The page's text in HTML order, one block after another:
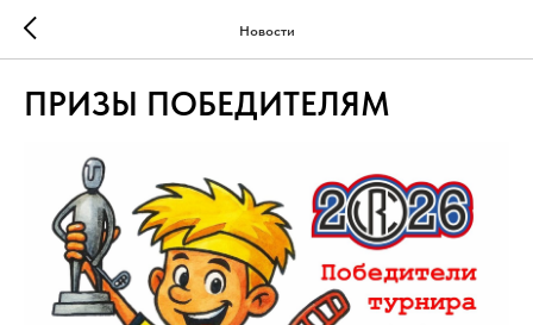
Новости
ПРИЗЫ ПОБЕДИТЕЛЯМ